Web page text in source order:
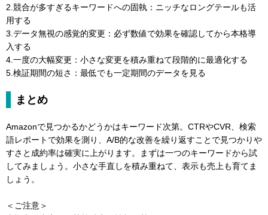
2.競合が多すぎるキーワードへの固執：ニッチなロングテールも活
用する
3.データ無視の感覚的変更：必ず数値で効果を確認してから本格導
入する
4.一度の大幅変更：小さな変更を積み重ねて段階的に最適化する
5.検証期間の短さ：最低でも一定期間のデータを見る
まとめ
Amazonで見つかるかどうかはキーワード次第。CTRやCVR、検索
語レポートで効果を測り、A/B的な改善を繰り返すことで見つかりや
すさと成約率は確実に上がります。まずは一つのキーワードから試
してみましょう。小さな手直しを積み重ねて、表示も売上も育てま
しょう。
＜ご注意＞